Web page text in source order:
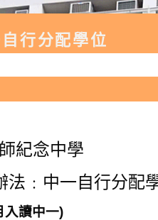
行分配學位
紀念中學
法﹕中一自行分配
入讀中一)